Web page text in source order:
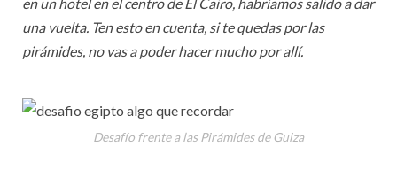
una vuelta. Ten esto en cuenta, si te quedas por las
pirámides, no vas a poder hacer mucho por allí.
Desafío frente a las Pirámides de Guiza